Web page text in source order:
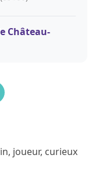
joueur, curieux
Château-